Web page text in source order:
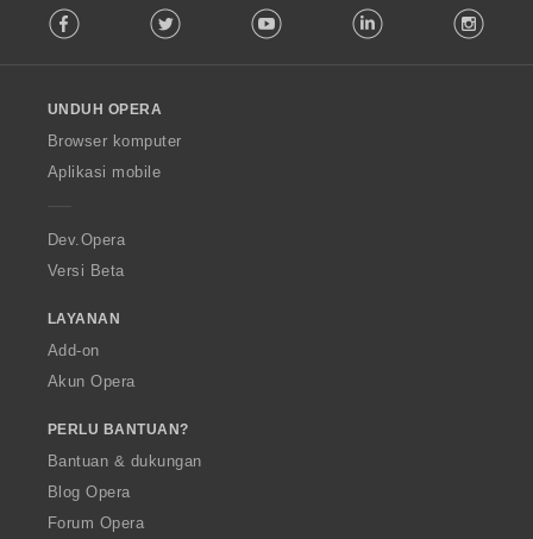
o
w
O
p
a
Facebook Twitter Youtube LinkedIn
UNDUH OPERA
Browser komputer
Aplikasi mobile
Dev.Opera
Versi Beta
LAYANAN
Add-on
Akun Opera
PERLU BANTUAN?
Bantuan & dukungan
Blog Opera
Forum Opera